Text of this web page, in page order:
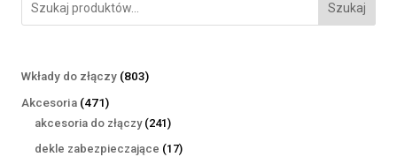
Szukaj
Wkłady do złączy 803803
Akcesoria 471471
produktów
akcesoria do złączy 241241
produktów
dekle zabezpieczające 1717